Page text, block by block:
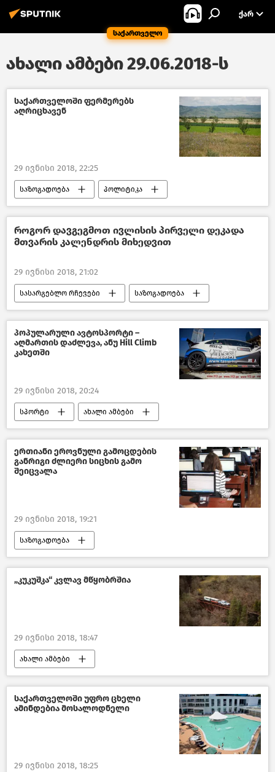
საქართველო
ᲥᲐᲠ
ახალი ამბები 29.06.2018-ს
საქართველოში ფერმერებს
აღრიცხავენ
29 ივნისი 2018, 22:25
საზოგადოება პოლიტიკა
ახალი ამბები
საქართველოს სოფლის მეურნეობა – 2018
საქართველო
როგორ დავგეგმოთ ივლისის პირველი დეკადა
მთვარის კალენდრის მიხედვით
29 ივნისი 2018, 21:02
სასარგებლო რჩევები საზოგადოება
წასაკითხი ამბები
ასტროლოგიური პროგნოზი: ჰოროსკოპი ზოდიაქოს ყველა ნიშნისთვის - 2018
საქართველო
პოპულარული ავტოსპორტი –
აღმართის დაძლევა, ანუ Hill Climb
კახეთში
29 ივნისი 2018, 20:24
სპორტი ახალი ამბები
საქართველო
ერთიანი ეროვნული გამოცდების
განრიგი ძლიერი სიცხის გამო
შეიცვალა
29 ივნისი 2018, 19:21
საზოგადოება
განათლება საქართველოში-2018
საქართველო
„კუკუშკა“ კვლავ მწყობრშია
29 ივნისი 2018, 18:47
ახალი ამბები
საქართველოს რეგიონები -2018
საქართველო
საქართველოში უფრო ცხელი
ამინდებია მოსალოდნელი
29 ივნისი 2018, 18:25